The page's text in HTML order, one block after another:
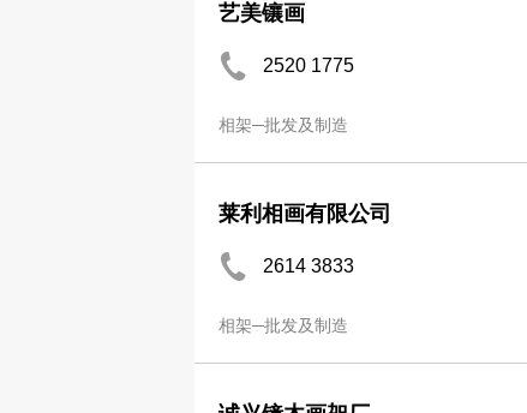
艺美镶画
2520 1775
相架─批发及制造
莱利相画有限公司
2614 3833
相架─批发及制造